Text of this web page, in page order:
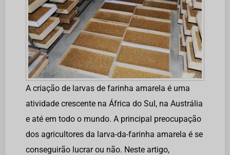
A criação de larvas de farinha amarela é uma
atividade crescente na África do Sul, na Austrália
e até em todo o mundo. A principal preocupação
dos agricultores da larva-da-farinha amarela é se
conseguirão lucrar ou não. Neste artigo,